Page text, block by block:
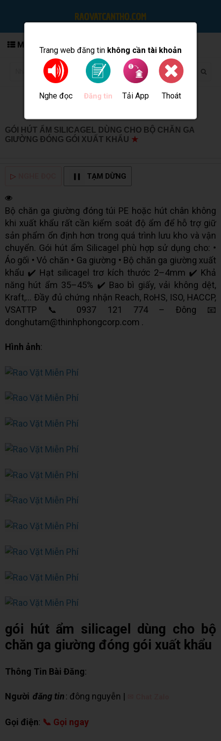
Trang web đăng tin không cần tài khoản
Nghe đọc Đăng tin Tải App Thoát
MENU
GÓI HÚT ẨM SILICAGEL DÙNG CHO BỘ CHĂN GA
GIƯỜNG ĐÓNG GÓI XUẤT KHẨU ★
▷ TẠM DỪNG
Bộ chăn ga giường đóng túi PE hoặc hút chân không
khi xuất khẩu rất cần kiểm soát độ ẩm để hỗ trợ giữ
sản phẩm ổn định hơn trong quá trình lưu kho và vận
chuyển. Gói hút ẩm Silicagel phù hợp sử dụng cho: •
Áo gối • Vỏ chăn • Ga giường • Bộ chăn ga giường xuất
khẩu ✔️ Hạt silicagel trơ kích thước 2–4mm ✔️ Khả
năng hút ẩm 35–45% ✔️ Bao bì giấy, vải không dệt,
Kraft,… Đầy đủ chứng nhận Reach, RoHS, ISO, HACCP,
VSATTP 📞 0937 121 774 – Đông 📧
donghutam@thinhphongcorp.com .
Hình ảnh:
gói hút ẩm silicagel dùng cho bộ
chăn ga giường đóng gói xuất khẩu
Thông Tin Bài Đăng:
Người đăng tin: đông nguyễn |
Gọi điện: 📞 Gọi ngay